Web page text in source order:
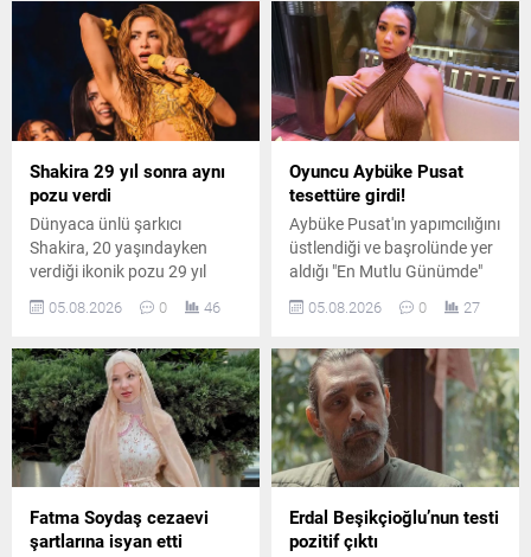
oluyor.
gelişmeler magazin ve hukuk
kulislerinde geniş yankı
uyandırdı.
Shakira 29 yıl sonra aynı
pozu verdi
Dünyaca ünlü şarkıcı
Shakira, 20 yaşındayken
verdiği ikonik pozu 29 yıl
Ünlü sanatçının paylaşımı
büyük ilgi gördü.
05.08.2026 0 46
Oyuncu Aybüke Pusat
tesettüre girdi!
Aybüke Pusat'ın yapımcılığını
üstlendiği ve başrolünde yer
aldığı "En Mutlu Günümde"
paylaşıldı. Oyuncunun
kullandığı yeni görünüm
dikkat çekti.
05.08.2026 0 27
Fatma Soydaş cezaevi
şartlarına isyan etti
Erdal Beşikçioğlu’nun testi
pozitif çıktı